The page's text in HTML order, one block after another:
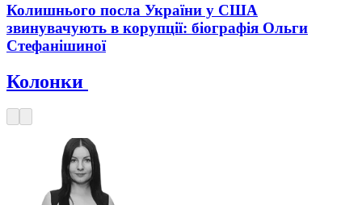
Колишнього посла України у США
звинувачують в корупції: біографія Ольги
Стефанішиної
Колонки